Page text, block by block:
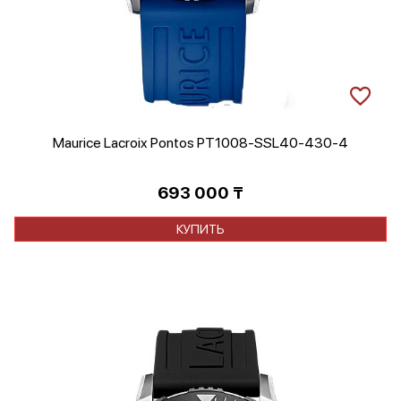
Maurice Lacroix Pontos PT1008-SSL40-430-4
693 000 ₸
КУПИТЬ